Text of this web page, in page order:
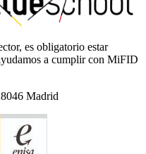
es obligatorio estar
a cumplir con MiFID
Madrid